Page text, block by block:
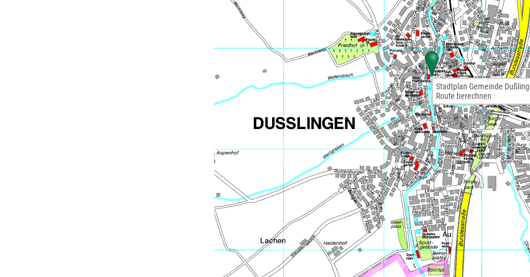
Stadtplan Gemeinde
Route berechnen